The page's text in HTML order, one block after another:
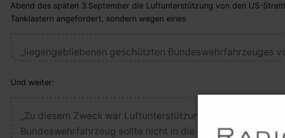
Abend des späten 3.September die Luftunterstützung von den US-
Tanklastern angefordert, sondern wegen eines
„liegengebliebenen geschützten Bundeswehrfahrzeuges
Und weiter:
„Zu diesem Zweck war Luftunterstützung von den US-
Bundeswehrfahrzeug sollte nicht in die Hände der Taliban